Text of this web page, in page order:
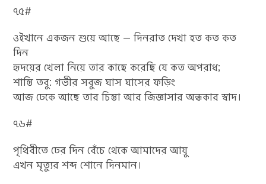
৭৫#
ওইখানে একজন শুয়ে আছে — দিনরাত দেখা হত কত কত
দিন
হৃদয়ের খেলা নিয়ে তার কাছে করেছি যে কত অপরাধ;
শান্তি তবু: গভীর সবুজ ঘাস ঘাসের ফড়িং
আজ ঢেকে আছে তার চিন্তা আর জিজ্ঞাসার অন্ধকার স্বাদ।
৭৬#
পৃথিবীতে ঢের দিন বেঁচে থেকে আমাদের আয়ু
এখন মৃত্যুর শব্দ শোনে দিনমান।